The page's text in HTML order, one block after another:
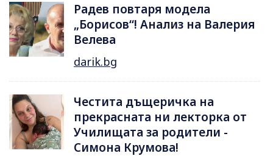
Радев повтаря модела
„Борисов“! Анализ на Валерия
Велева
darik.bg
Честита дъщеричка на
прекрасната ни лекторка от
Училищата за родители -
Симона Крумова!